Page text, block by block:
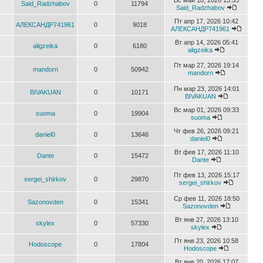
Said_Radzhabov 0 11794
Said_Radzhabov
АЛЕКСАНДР741961 0 9018
Пт апр 17, 2026 10:42
АЛЕКСАНДР741961
aligzeika 0 6180
Вт апр 14, 2026 05:41
aligzeika
mandorn 0 50942
Пт мар 27, 2026 19:14
mandorn
BIVAKUAN 0 10171
Пн мар 23, 2026 14:01
BIVAKUAN
suoma 0 19904
Вс мар 01, 2026 09:33
suoma
daniel0 0 13646
Чт фев 26, 2026 09:21
daniel0
Dante 0 15472
Вт фев 17, 2026 11:10
Dante
sergei_shirkov 0 29870
Пт фев 13, 2026 15:17
sergei_shirkov
Sazonovden 0 15341
Ср фев 11, 2026 18:50
Sazonovden
skylex 0 57330
Вт янв 27, 2026 13:10
skylex
Hodoscope 0 17804
Пт янв 23, 2026 10:58
Hodoscope